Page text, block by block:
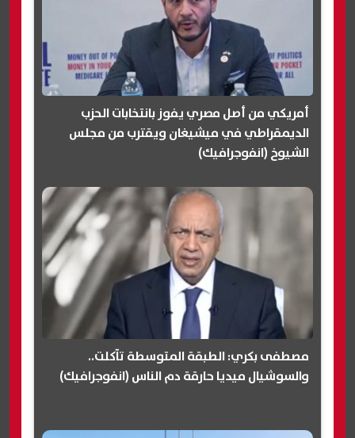
أمريكي من أصل مصري يفوز بانتخابات الحزب
الديمقراطي في ميشيغان ويقترب من مجلس
الشيوخ (انفوجرافيك)
مصطفى بكري: الطبقة المتوسطة تآكلت..
والسوشيال ميديا حارقة دم الناس (انفوجرافيك)